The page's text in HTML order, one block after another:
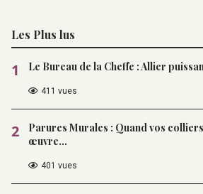
Les Plus lus
1 Le Bureau de la Cheffe : Allier
411 vues
2
Parures Murales : Quand vos
œuvre...
401 vues